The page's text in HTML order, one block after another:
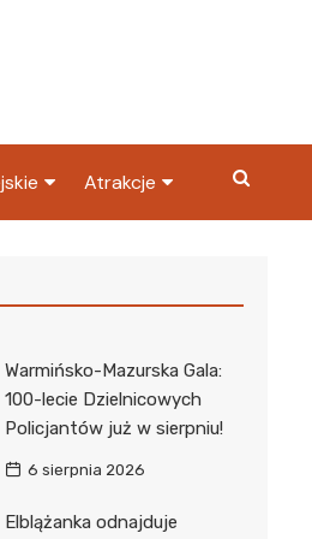
Atrakcje
Warmińsko-Mazurska Gala:
100-lecie Dzielnicowych
Policjantów już w sierpniu!
6 sierpnia 2026
Elblążanka odnajduje